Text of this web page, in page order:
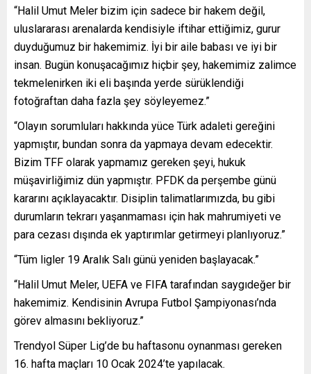
“Halil Umut Meler bizim için sadece bir hakem değil,
uluslararası arenalarda kendisiyle iftihar ettiğimiz, gurur
duyduğumuz bir hakemimiz. İyi bir aile babası ve iyi bir
insan. Bugün konuşacağımız hiçbir şey, hakemimiz zalimce
tekmelenirken iki eli başında yerde sürüklendiği
fotoğraftan daha fazla şey söyleyemez.”
“Olayın sorumluları hakkında yüce Türk adaleti gereğini
yapmıştır, bundan sonra da yapmaya devam edecektir.
Bizim TFF olarak yapmamız gereken şeyi, hukuk
müşavirliğimiz dün yapmıştır. PFDK da perşembe günü
kararını açıklayacaktır. Disiplin talimatlarımızda, bu gibi
durumların tekrarı yaşanmaması için hak mahrumiyeti ve
para cezası dışında ek yaptırımlar getirmeyi planlıyoruz.”
“Tüm ligler 19 Aralık Salı günü yeniden başlayacak.”
“Halil Umut Meler, UEFA ve FIFA tarafından saygıdeğer bir
hakemimiz. Kendisinin Avrupa Futbol Şampiyonası’nda
görev almasını bekliyoruz.”
Trendyol Süper Lig’de bu haftasonu oynanması gereken
16. hafta maçları 10 Ocak 2024’te yapılacak.